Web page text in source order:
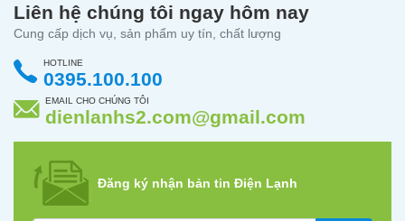
Liên hệ chúng tôi ngay hôm nay
Cung cấp dịch vụ, sản phẩm uy tín, chất lượng
HOTLINE
0395.100.100
EMAIL CHO CHÚNG TÔI
dienlanhs2.com@gmail.com
Đăng ký nhận bản tin Điện Lạnh